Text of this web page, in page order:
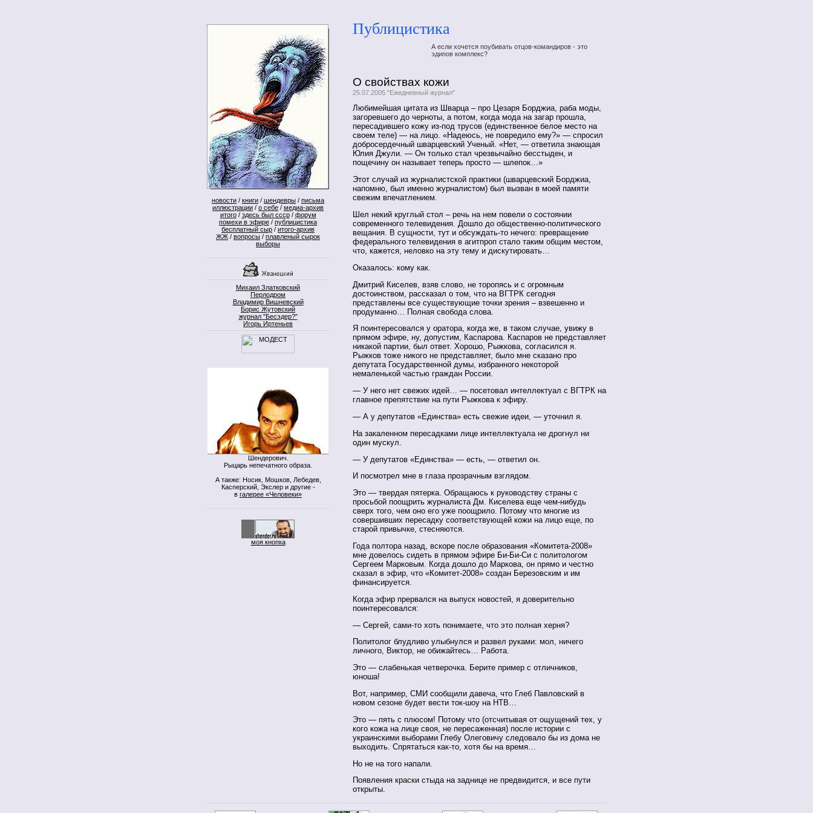
новости / книги / шендевры / письма
иллюстрации / о себе / медиа-архив
итого/ здесь был ссср/ форум
помехи в эфире / публицистика
бесплатный сыр / итого-архив
ЖЖ / вопросы / плавленый сырок
выборы
Михаил Златковский
Перлодром
Владимир Вишневский
Борис Жутовский
журнал "Бесэдер?"
Игорь Иртеньев
Шендерович.
Рыцарь непечатного образа.
А также: Носик, Мошков, Лебедев,
Касперский, Экслер и другие -
в галерее «Человеки»
моя кнопка
Публицистика
А если хочется поубивать отцов-командиров - это
эдипов комплекс?
О свойствах кожи
25.07.2005 "Ежедневный журнал"
Любимейшая цитата из Шварца – про Цезаря Борджиа, раба моды,
загоревшего до черноты, а потом, когда мода на загар прошла,
пересадившего кожу из-под трусов (единственное белое место на
своем теле) — на лицо. «Надеюсь, не повредило ему?» — спросил
добросердечный шварцевский Ученый. «Нет, — ответила знающая
Юлия Джули. — Он только стал чрезвычайно бесстыден, и
пощечину он называет теперь просто — шлепок…»
Этот случай из журналистской практики (шварцевский Борджиа,
напомню, был именно журналистом) был вызван в моей памяти
свежим впечатлением.
Шел некий круглый стол – речь на нем повели о состоянии
современного телевидения. Дошло до общественно-политического
вещания. В сущности, тут и обсуждать-то нечего: превращение
федерального телевидения в агитпроп стало таким общим местом,
что, кажется, неловко на эту тему и дискутировать…
Оказалось: кому как.
Дмитрий Киселев, взяв слово, не торопясь и с огромным
достоинством, рассказал о том, что на ВГТРК сегодня
представлены все существующие точки зрения – взвешенно и
продуманно… Полная свобода слова.
Я поинтересовался у оратора, когда же, в таком случае, увижу в
прямом эфире, ну, допустим, Каспарова. Каспаров не представляет
никакой партии, был ответ. Хорошо, Рыжкова, согласился я.
Рыжков тоже никого не представляет, было мне сказано про
депутата Государственной думы, избранного некоторой
немаленькой частью граждан России.
— У него нет свежих идей… — посетовал интеллектуал с ВГТРК на
главное препятствие на пути Рыжкова к эфиру.
— А у депутатов «Единства» есть свежие идеи, — уточнил я.
На закаленном пересадками лице интеллектуала не дрогнул ни
один мускул.
— У депутатов «Единства» — есть, — ответил он.
И посмотрел мне в глаза прозрачным взглядом.
Это — твердая пятерка. Обращаюсь к руководству страны с
просьбой поощрить журналиста Дм. Киселева еще чем-нибудь
сверх того, чем оно его уже поощрило. Потому что многие из
совершивших пересадку соответствующей кожи на лицо еще, по
старой привычке, стесняются.
Года полтора назад, вскоре после образования «Комитета-2008»
мне довелось сидеть в прямом эфире Би-Би-Си с политологом
Сергеем Марковым. Когда дошло до Маркова, он прямо и честно
сказал в эфир, что «Комитет-2008» создан Березовским и им
финансируется.
Когда эфир прервался на выпуск новостей, я доверительно
поинтересовался:
— Сергей, сами-то хоть понимаете, что это полная херня?
Политолог блудливо улыбнулся и развел руками: мол, ничего
личного, Виктор, не обижайтесь… Работа.
Это — слабенькая четверочка. Берите пример с отличников,
юноша!
Вот, например, СМИ сообщили давеча, что Глеб Павловский в
новом сезоне будет вести ток-шоу на НТВ…
Это — пять с плюсом! Потому что (отсчитывая от ощущений тех, у
кого кожа на лице своя, не пересаженная) после истории с
украинскими выборами Глебу Олеговичу следовало бы из дома не
выходить. Спрятаться как-то, хотя бы на время…
Но не на того напали.
Появления краски стыда на заднице не предвидится, и все пути
открыты.